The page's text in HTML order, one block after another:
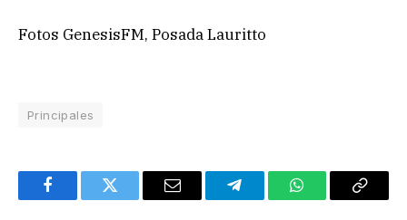
Fotos GenesisFM, Posada Lauritto
Principales
FacebookTwitter Email TelegramWhatsAppCopy